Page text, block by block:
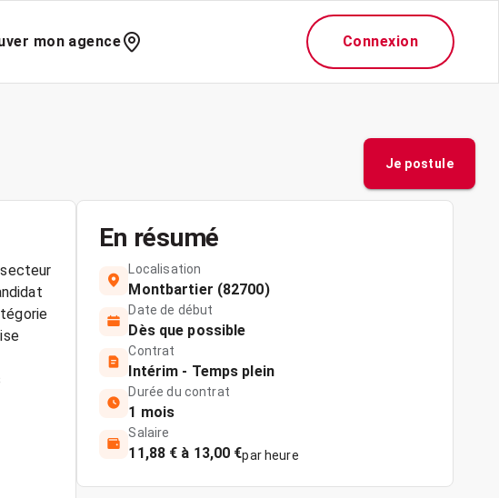
mon agence Connexion
Je postule
En résumé
Localisation
Montbartier (82700)
Date de début
Dès que possible
Contrat
Intérim - Temps plein
Durée du contrat
1 mois
Salaire
11,88 € à 13,00 €par heure